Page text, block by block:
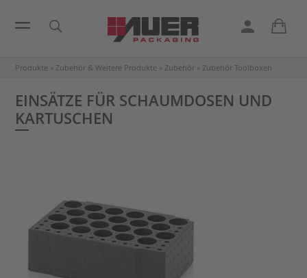
Produkte » Zubehör & Weitere Produkte » Zubehör » Zubehör Toolboxen
EINSÄTZE FÜR SCHAUMDOSEN UND
KARTUSCHEN